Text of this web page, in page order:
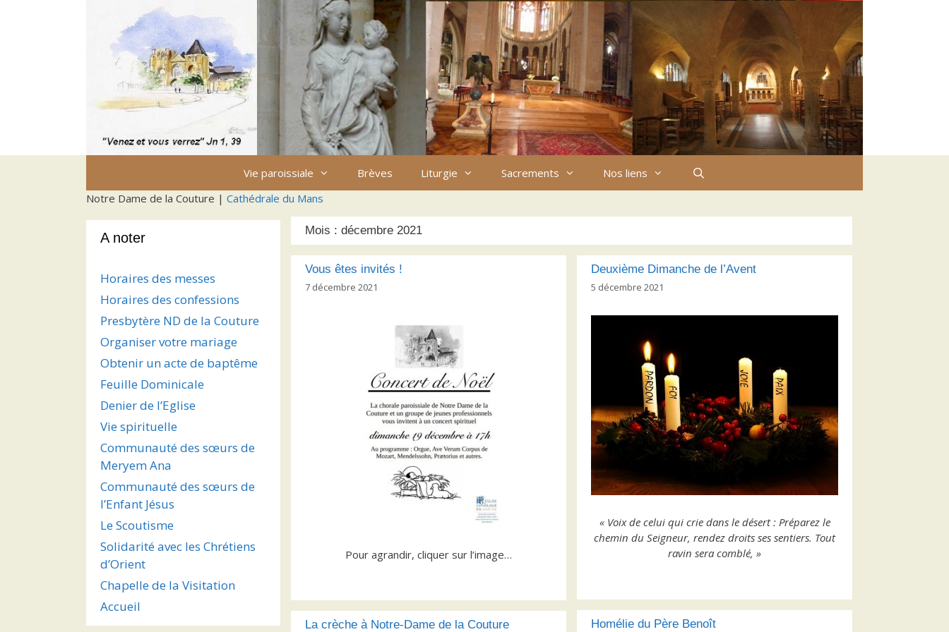
Vie paroissiale Brèves Liturgie Sacrements
Nos liens
Notre Dame de la Couture | Cathédrale du Mans
Mois : décembre 2021
Vous êtes invités !
7 décembre 2021
Pour agrandir, cliquer sur l’image…
Deuxième Dimanche de l’Avent
5 décembre 2021
« Voix de celui qui crie dans le désert : Préparez le
chemin du Seigneur, rendez droits ses sentiers. Tout
ravin sera comblé, »
Homélie du Père Benoît
La crèche à Notre-Dame de la Couture
A noter
Horaires des messes
Horaires des confessions
Presbytère ND de la Couture
Organiser votre mariage
Obtenir un acte de baptême
Feuille Dominicale
Denier de l’Eglise
Vie spirituelle
Communauté des sœurs de
Meryem Ana
Communauté des sœurs de
l’Enfant Jésus
Le Scoutisme
Solidarité avec les Chrétiens
d’Orient
Chapelle de la Visitation
Accueil